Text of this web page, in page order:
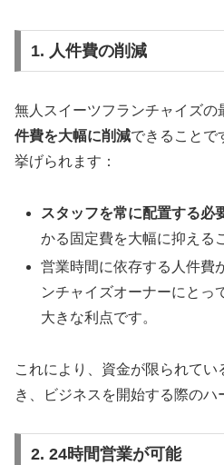
1. 人件費の削減
無人スイーツフランチャイズの
件費を大幅に削減できることで
挙げられます：
スタッフを常に配置する必
かる固定費を大幅に抑える
営業時間に依存する人件費
ンチャイズオーナーにとっ
大きな利点です。
これにより、資金が限られて
き、ビジネスを開始する際のハ
2. 24時間営業が可能